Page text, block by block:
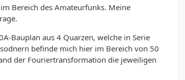
Bereich des Amateurfunks. Meine
Bauplan aus 4 Quarzen, welche in Serie
befinde mich hier im Bereich von 50
der Fouriertransformation die jeweiligen